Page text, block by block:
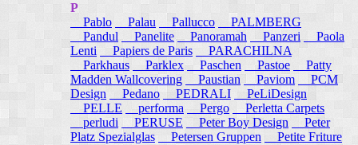
P
Pablo
Palau Pallucco
PALMBERG
Pandul
Panelite Panoramah Panzeri
Paola
Lenti
Papiers de Paris
PARACHILNA
Parkhaus
Parklex Paschen Pastoe
Patty
Madden Wallcovering
Paustian Paviom
PCM
Design
Pedano PEDRALI
PeLiDesign
PELLE
performa Pergo
Perletta Carpets
perludi
PERUSE Peter Boy Design
Peter
Platz Spezialglas
Petersen Gruppen
Petite Friture